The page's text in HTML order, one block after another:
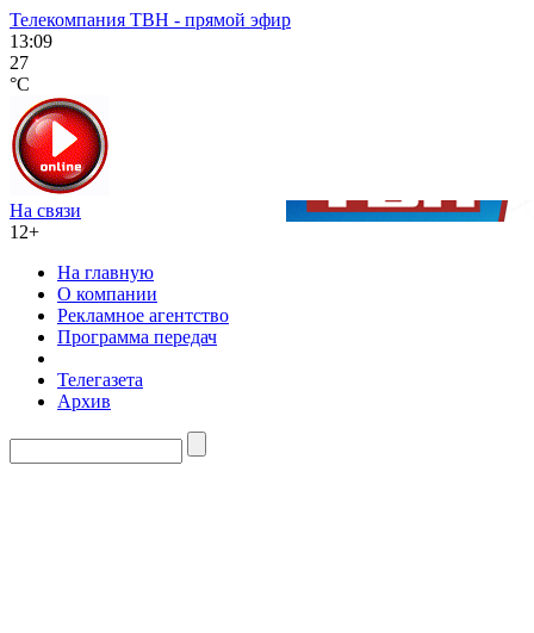
Телекомпания ТВН - прямой эфир
13:09
27
°C
На связи
12+
На главную
О компании
Рекламное агентство
Программа передач
Телегазета
Архив